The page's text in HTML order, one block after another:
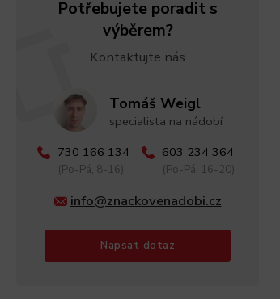
Potřebujete poradit s
výběrem?
Kontaktujte nás
Tomáš Weigl
specialista na nádobí
730 166 134
(Po-Pá, 8-16)
603 234 364
(Po-Pá, 16-20)
info@znackovenadobi.cz
Napsat dotaz